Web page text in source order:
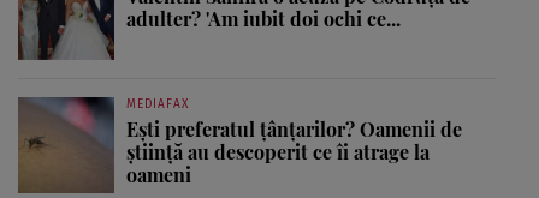
adulter? 'Am iubit doi ochi ce...
MEDIAFAX
Ești preferatul țânțarilor? Oamenii de
știință au descoperit ce îi atrage la
oameni